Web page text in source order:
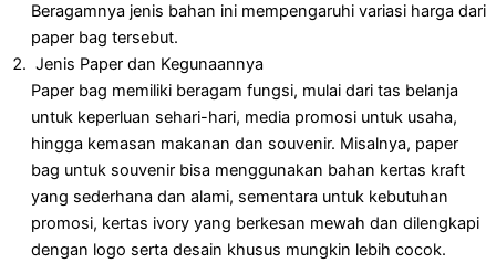
Beragamnya jenis bahan ini mempengaruhi variasi harga dari
paper bag tersebut.
Jenis Paper dan Kegunaannya
Paper bag memiliki beragam fungsi, mulai dari tas belanja
untuk keperluan sehari-hari, media promosi untuk usaha,
hingga kemasan makanan dan souvenir. Misalnya, paper
bag untuk souvenir bisa menggunakan bahan kertas kraft
yang sederhana dan alami, sementara untuk kebutuhan
promosi, kertas ivory yang berkesan mewah dan dilengkapi
dengan logo serta desain khusus mungkin lebih cocok.